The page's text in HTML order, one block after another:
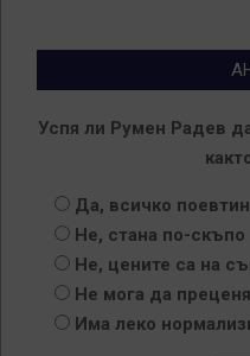
Успя ли Румен Радев
Да, всичко
Не, стана по-скъпо
Не, цените са на
Не мога да преценя
Има леко